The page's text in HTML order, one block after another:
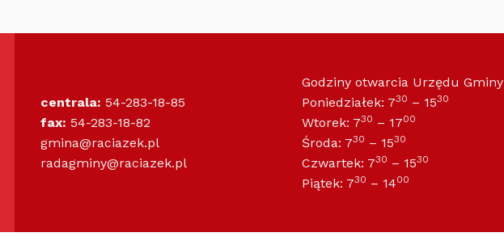
centrala: 54-283-18-85
fax: 54-283-18-82
gmina@raciazek.pl
radagminy@raciazek.pl
Godziny otwarcia Urzędu Gminy
Poniedziałek: 730 – 1530
Wtorek: 730 – 1700
Środa: 730 – 1530
Czwartek: 730 – 1530
Piątek: 730 – 1400